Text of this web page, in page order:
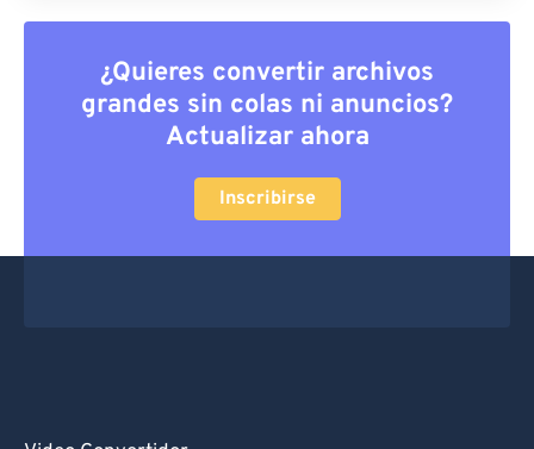
¿Quieres convertir archivos
grandes sin colas ni anuncios?
Actualizar ahora
Inscribirse